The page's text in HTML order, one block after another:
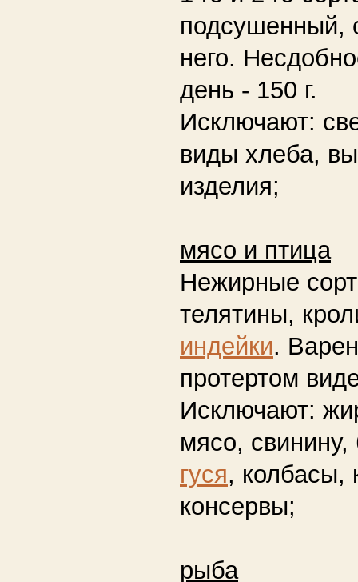
подсушенный,
него.
день - 150 г.
Исключают:
виды хлеба,
изделия;
мясо и птица
Нежирные
телятины,
индейки.
протертом
Исключают:
мясо,
гуся, колбасы,
консервы;
рыба